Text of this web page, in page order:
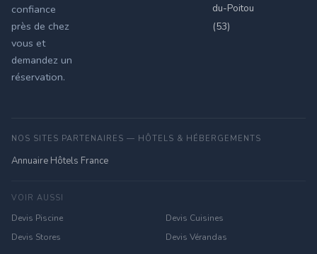
confiance
près de chez
vous et
demandez un
réservation.
du-Poitou
(53)
NOS SITES PARTENAIRES — HÔTELS & HÉBERGEMENTS
Annuaire Hôtels France
VOIR AUSSI
Devis Piscine
Devis Cuisines
Devis Stores
Devis Vérandas